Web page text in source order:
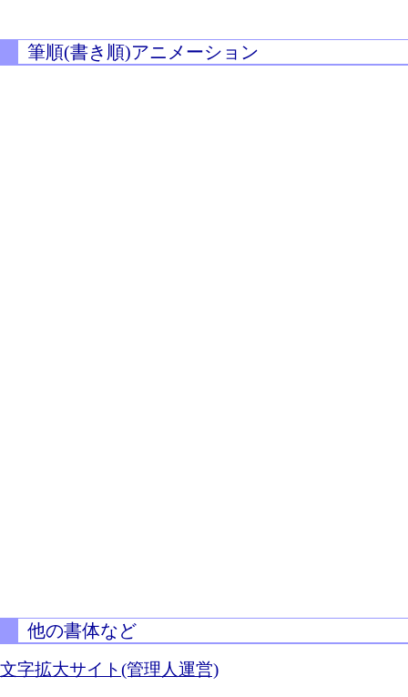
筆順(書き順)アニメーション
他の書体など
文字拡大サイト(管理人運営)